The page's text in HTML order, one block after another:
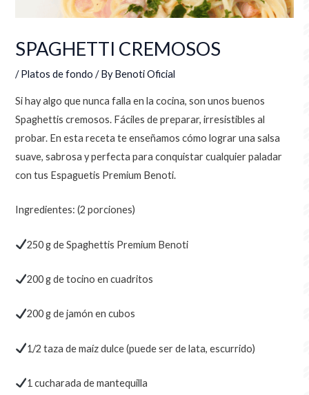
SPAGHETTI CREMOSOS
/Platos de fondo / ByBenoti Oficial
Si hay algo que nunca falla en la cocina, son unos buenos
Spaghettis cremosos. Fáciles de preparar, irresistibles al
probar. En esta receta te enseñamos cómo lograr una salsa
suave, sabrosa y perfecta para conquistar cualquier paladar
con tus Espaguetis Premium Benoti.
Ingredientes: (2 porciones)
250 g de Spaghettis Premium Benoti
200 g de tocino en cuadritos
200 g de jamón en cubos
1/2 taza de maíz dulce (puede ser de lata, escurrido)
1 cucharada de mantequilla